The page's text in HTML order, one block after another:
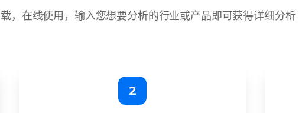
，在线使用，输入您想要分析的行业或产品即可获得详细分析
2